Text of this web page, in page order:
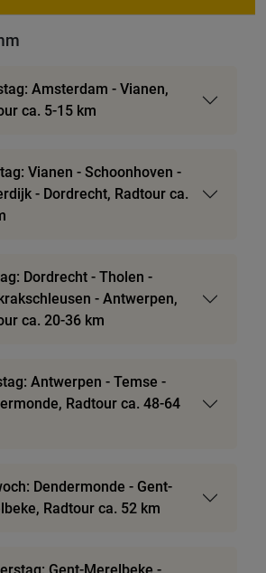
Amsterdam - Vianen,
ca. 5-15 km
Vianen - Schoonhoven -
- Dordrecht, Radtour ca.
Dordrecht - Tholen -
- Antwerpen,
ca. 20-36 km
Antwerpen - Temse -
Radtour ca. 48-64
Dendermonde - Gent-
Radtour ca. 52 km